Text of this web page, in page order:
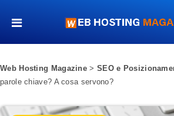
Web Hosting Magazine > SEO e
parole chiave? A cosa servono?